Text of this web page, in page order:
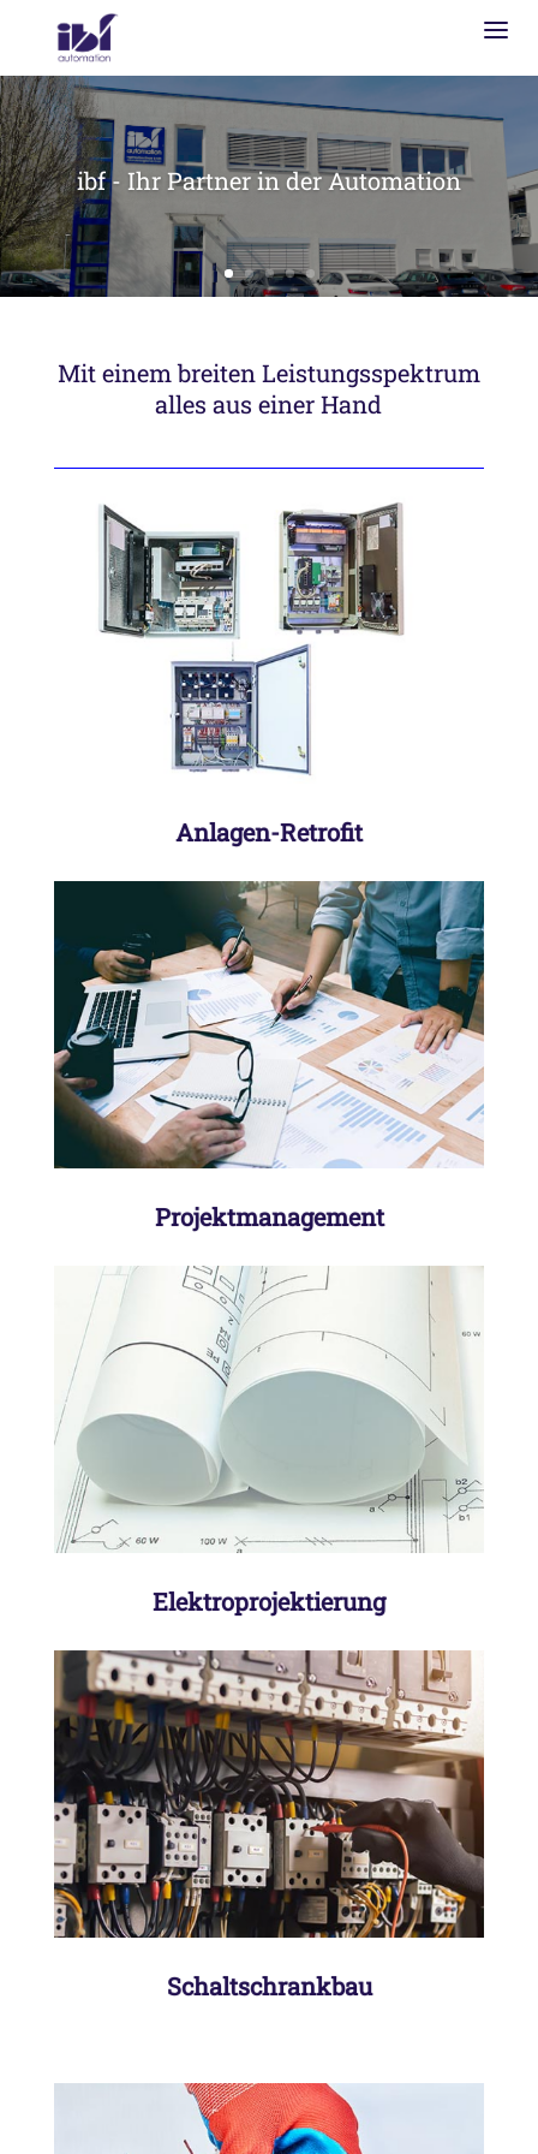
ibf - Ihr Partner in der Automation
Mit einem breiten Leistungsspektrum
alles aus einer Hand
Anlagen-Retrofit
Wir bringen Ihre bestehenden Anlagen
steuerungsseitig auf den neuesten
Projektmanagement
Professionelle und termingerechte
Planung, Steuerung und Durchführung
der Projekte
Elektroprojektierung
Erstellung von Schaltplänen mittels
EPLAN P8 in der jeweils aktuellsten
Version und, wenn gewünscht, auch mit
Vorgängerversionen
Schaltschrankbau
Aufbau und Verdrahtung von
Schaltschränken im Haus oder beim
Kunden vor Ort